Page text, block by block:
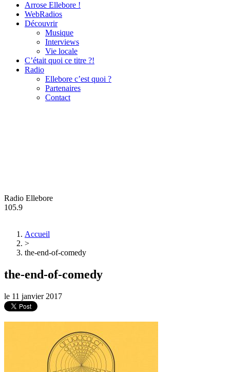
Arrose Ellebore !
WebRadios
Découvrir
Musique
Interviews
Vie locale
C’était quoi ce titre ?!
Radio
Ellebore c’est quoi ?
Partenaires
Contact
Radio Ellebore
105.9
Accueil
>
the-end-of-comedy
the-end-of-comedy
le 11 janvier 2017